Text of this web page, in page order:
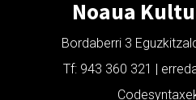
Noaua
Bordaberri 3
Tf: 943 360 321 |